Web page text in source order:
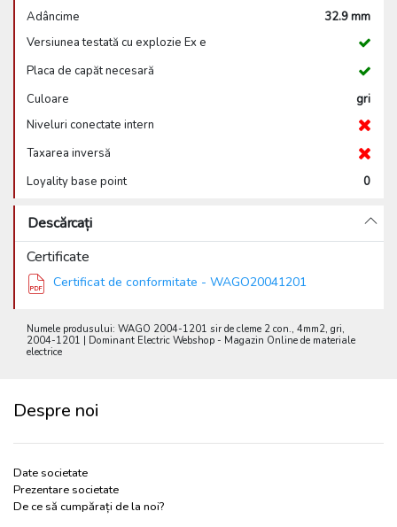
Adâncime
32.9 mm
Versiunea testată cu explozie Ex e
Placa de capăt necesară
Culoare
gri
Niveluri conectate intern
Taxarea inversă
Loyality base point
0
Descărcați
Certificate
Certificat de conformitate - WAGO20041201
Numele produsului: WAGO 2004-1201 sir de cleme 2 con., 4mm2, gri,
2004-1201 | Dominant Electric Webshop - Magazin Online de materiale
electrice
Despre noi
Date societate
Prezentare societate
De ce să cumpărați de la noi?